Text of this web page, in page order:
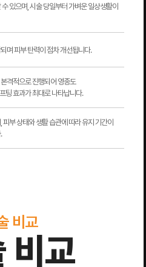
있으며, 시술 당일부터 가벼운 일상생활이
며 피부 탄력이 점차 개선됩니다.
격적으로 진행되어 영종도
팅 효과가 최대로 나타납니다.
피부 상태와 생활 습관에 따라 유지 기간이
비교
비교